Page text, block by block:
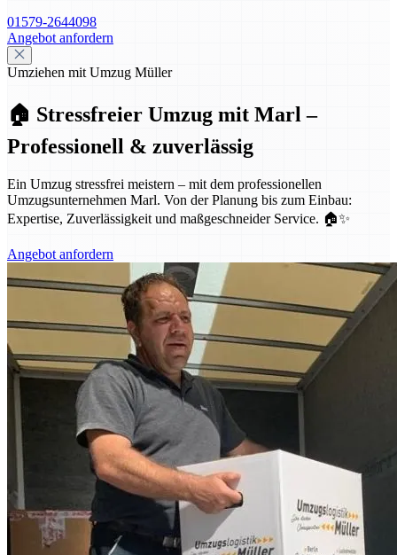
01579-2644098
Angebot anfordern
Umziehen mit Umzug Müller
🏠 Stressfreier Umzug mit Marl –
Professionell & zuverlässig
Ein Umzug stressfrei meistern – mit dem professionellen
Umzugsunternehmen Marl. Von der Planung bis zum Einbau:
Expertise, Zuverlässigkeit und maßgeschneider Service. 🏠✨
Angebot anfordern